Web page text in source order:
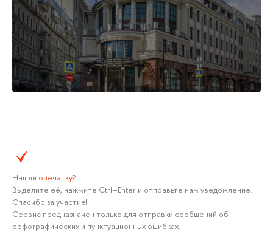
Нашли опечатку?
Выделите её, нажмите Ctrl+Enter и отправьте нам уведомление.
Спасибо за участие!
Сервис предназначен только для отправки сообщений об
орфографических и пунктуационных ошибках.